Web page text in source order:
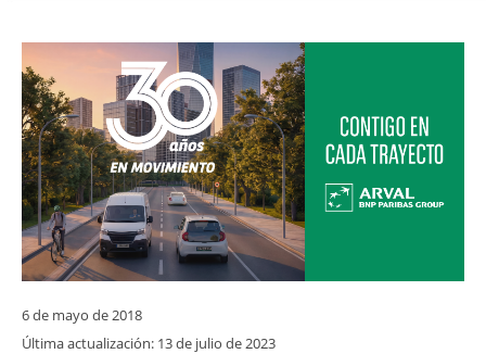
6 de mayo de 2018
Última actualización: 13 de julio de 2023